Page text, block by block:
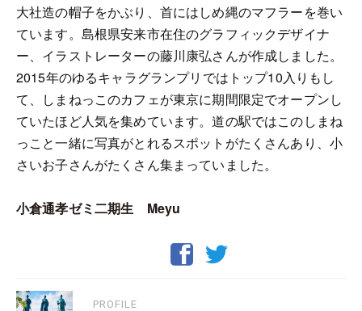
大社造の帽子をかぶり、首にはしめ縄のマフラーを巻い
ています。島根県安来市在住のグラフィックデザイナ
ー、イラストレーターの藤川康弘さんが作成しました。
2015年のゆるキャラグランプリではトップ10入りもし
て、しまねっこのカフェが東京に期間限定でオープンし
ていたほど人気を集めています。道の駅ではこのしまね
っこと一緒に写真がとれるスポットがたくさんあり、小
さいお子さんがたくさん集まっていました。
小倉通孝ゼミ二期生 Meyu
PROFILE